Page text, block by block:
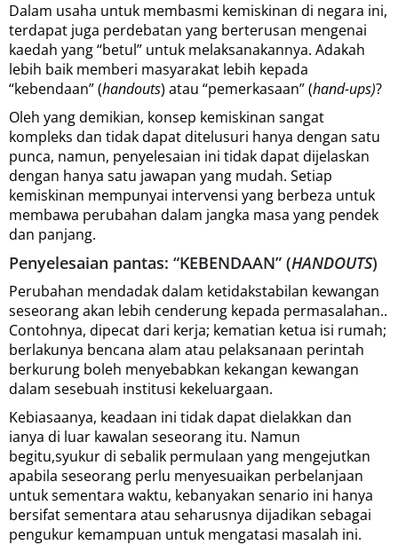
Dalam usaha untuk membasmi kemiskinan di negara ini,
terdapat juga perdebatan yang berterusan mengenai
kaedah yang “betul” untuk melaksanakannya. Adakah
lebih baik memberi masyarakat lebih kepada
“kebendaan” (handouts) atau “pemerkasaan” (hand-ups)?
Oleh yang demikian, konsep kemiskinan sangat
kompleks dan tidak dapat ditelusuri hanya dengan satu
punca, namun, penyelesaian ini tidak dapat dijelaskan
dengan hanya satu jawapan yang mudah. Setiap
kemiskinan mempunyai intervensi yang berbeza untuk
membawa perubahan dalam jangka masa yang pendek
dan panjang.
Penyelesaian pantas: “KEBENDAAN” (HANDOUTS)
Perubahan mendadak dalam ketidakstabilan kewangan
seseorang akan lebih cenderung kepada permasalahan..
Contohnya, dipecat dari kerja; kematian ketua isi rumah;
berlakunya bencana alam atau pelaksanaan perintah
berkurung boleh menyebabkan kekangan kewangan
dalam sesebuah institusi kekeluargaan.
Kebiasaanya, keadaan ini tidak dapat dielakkan dan
ianya di luar kawalan seseorang itu. Namun
begitu,syukur di sebalik permulaan yang mengejutkan
apabila seseorang perlu menyesuaikan perbelanjaan
untuk sementara waktu, kebanyakan senario ini hanya
bersifat sementara atau seharusnya dijadikan sebagai
pengukur kemampuan untuk mengatasi masalah ini.